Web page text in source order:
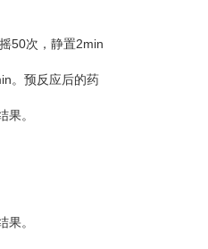
50次，静置2min
。预反应后的药
。
。